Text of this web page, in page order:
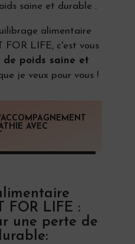
saine et durable .
alimentaire
FOR LIFE, c'est vous
de poids saine et
je veux pour vous !
AVEC
FOR LIFE :
une perte de